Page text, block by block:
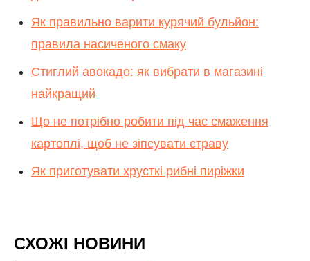
Як правильно варити курячий бульйон:
правила насиченого смаку
Стиглий авокадо: як вибрати в магазині
найкращий
Що не потрібно робити під час смаження
картоплі, щоб не зіпсувати страву
Як приготувати хрусткі рибні пиріжки
СХОЖІ НОВИНИ